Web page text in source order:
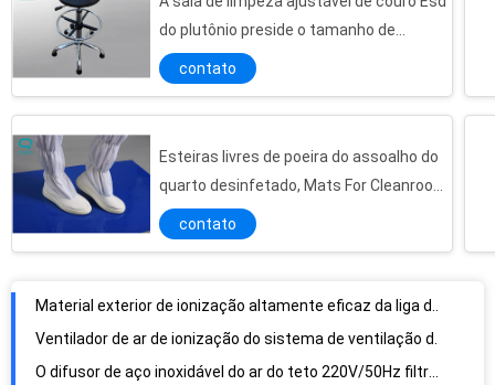
do plutônio preside o tamanho de
430*400mm com resto do pé
contato
Esteiras livres de poeira do assoalho do
quarto desinfetado, Mats For Cleanroom
pegajoso descartável
contato
Material exterior de ionização altamente eficaz da liga de alumínio do quadro do ventilador de ar
O difusor de aço inoxidável do ar do teto 220V/50Hz filtra com filtro de Hepa
Altura estática personalizada da mesa 670-1120mm dos acessórios do quarto desinfetado do tamanho anti